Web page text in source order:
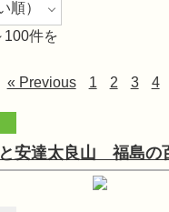
100件を
« Previous
1 2 3 4
安達太良山 福島の